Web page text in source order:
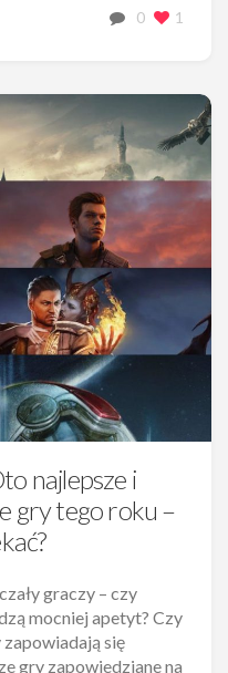
0 1
najlepsze i
gry tego roku –
graczy – czy
mocniej apetyt? Czy
zapowiadają się
gry zapowiedziane na